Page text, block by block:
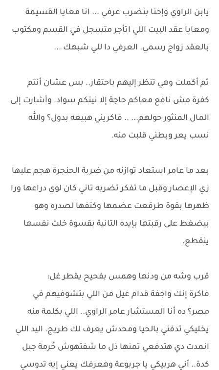
يابن الراوي وإحنا بنضرب عرفي ... انا معايا القسيمة
ومعايا عقد البيت اللي اتأجر متسجل في القسم ومكتوب
بالعقد زواج رسمي. العرفي دا للي شبهك ...
ثم أكملت وهي تنظر إليهم باحتقار.. بس عشان أنتم
كفرة مش نافع معاكم حاجة إلا نيتكم سواد. وأشارت إلى
المال المنثور حولهم... .. فاكريني هبيعه بدول؟ والله
نسب يعر وبطني قلبت منه.
بعد ما عامر استعاد توازنه من ضربة الحنجرة هجم عليها
زي الإعصار وقبل ما تفكر تضربه تاني كان لوي دراعها ورا
ظهرها بقوة طرقعت عضمها وكتفها لصدره وهو
بيضغط على رقبتها بإيده التانية بقسوة خلت نفسها
ينقطع.
قرب وشه من ودنها وهمس بفحيح يقطر غل:
فاكرة إنك واجفة قدام عيل من اللي بتشوفيهم في
مصر؟ ده أنا المستشار عامر الراوي.. اللي بكلمة منه
يخليكي تدفني بالحيا ومحدش يعرف لك طريج. اليد اللي
انمدت دي هتدفعي تمنها ذل ما شفتهوش حُرمة جبل
كدة.. أني هربيكي يا جربوعة وهعرفك يعني إيه تدوسي